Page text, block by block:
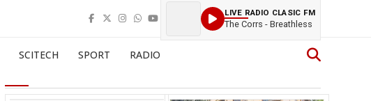
LIVE RADIO CLASIC FM
The Corrs - Breathless
SCITECH SPORT RADIO